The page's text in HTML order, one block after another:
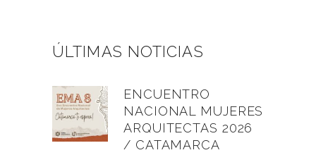
ÚLTIMAS NOTICIAS
ENCUENTRO
NACIONAL MUJERES
ARQUITECTAS 2026
/ CATAMARCA